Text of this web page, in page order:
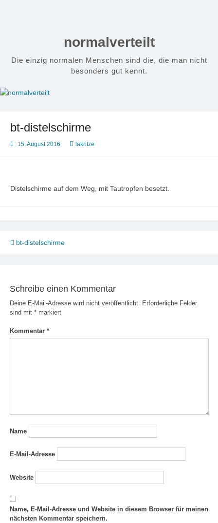
normalverteilt
Die einzig normalen Menschen sind die, die man nicht
besonders gut kennt.
bt-distelschirme
15. August 2016 lakritze
Distelschirme auf dem Weg, mit Tautropfen besetzt.
Beitragsnavigation
bt-distelschirme
Schreibe einen Kommentar
Deine E-Mail-Adresse wird nicht veröffentlicht.
Erforderliche Felder
sind mit *markiert
Kommentar *
Name
E-Mail-Adresse
Website
Name, E-Mail-Adresse und Website in diesem Browser für meinen
nächsten Kommentar speichern.